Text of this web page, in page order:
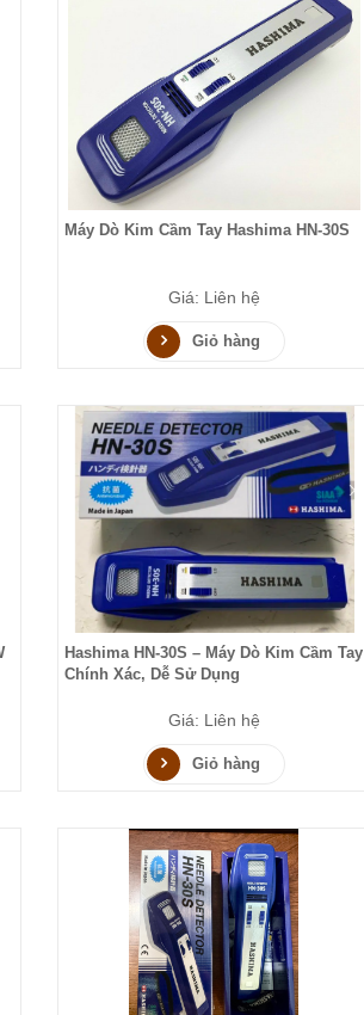
Máy Dò Kim Cầm Tay Hashima HN-30S
Giá: Liên hệ
Giỏ hàng
Hashima HN-30S – Máy Dò Kim Cầm Tay
Chính Xác, Dễ Sử Dụng
Giá: Liên hệ
Giỏ hàng